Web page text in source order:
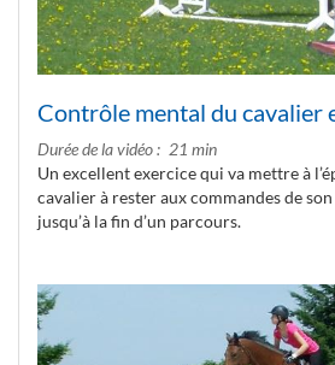
Contrôle mental du cavalier
Durée de la vidéo
21 min
Un excellent exercice qui va mettre à
cavalier à rester aux commandes de
jusqu’à la fin d’un parcours.